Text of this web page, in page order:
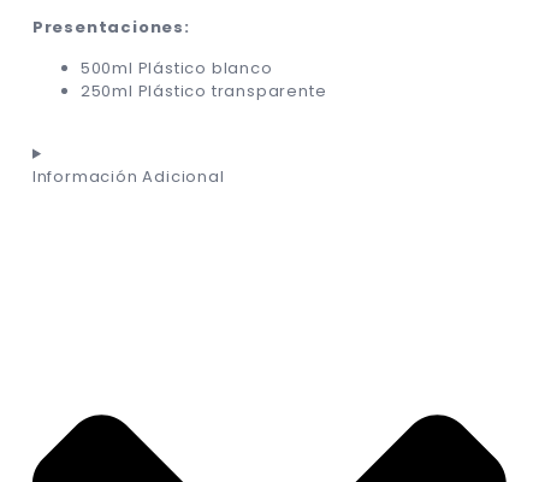
Presentaciones:
500ml Plástico blanco
250ml Plástico transparente
Información Adicional